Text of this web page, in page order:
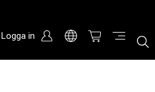
Logga in